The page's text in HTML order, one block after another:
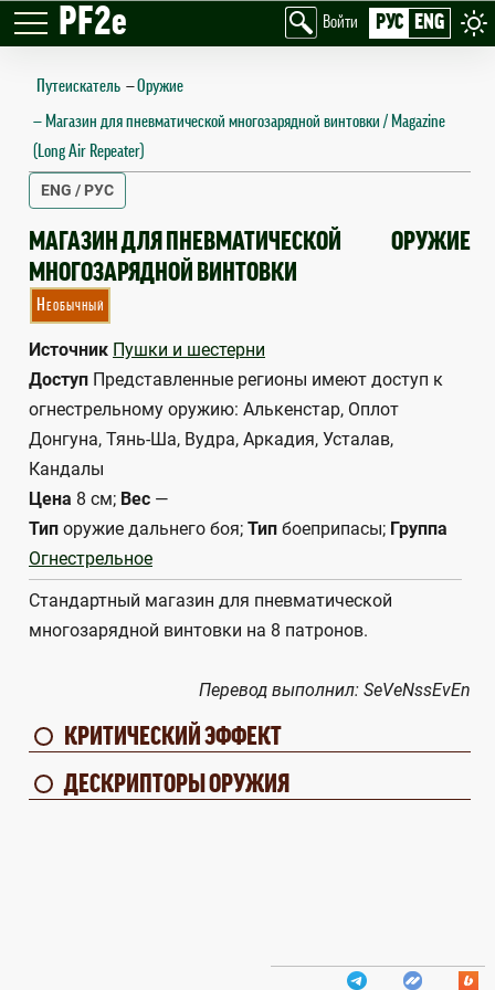
PF2e Войти РУС ENG
Путеискатель —Оружие
Магазин для пневматической многозарядной винтовки / Magazine
(Long Air Repeater)
ENG / РУС
МАГАЗИН ДЛЯ ПНЕВМАТИЧЕСКОЙ
МНОГОЗАРЯДНОЙ ВИНТОВКИ
MAGAZINE (LONG AIR REPEATER) ОРУЖИЕ
Необычный
Источник Пушки и шестерни
Доступ Представленные регионы имеют доступ к
огнестрельному оружию: Алькенстар, Оплот
Донгуна, Тянь-Ша, Вудра, Аркадия, Усталав,
Кандалы
Цена 8 см; Вес —
Тип оружие дальнего боя; Тип боеприпасы; Группа
Огнестрельное
Стандартный магазин для пневматической
многозарядной винтовки на 8 патронов.
Перевод выполнил: SeVeNssEvEn
КРИТИЧЕСКИЙ ЭФФЕКТ
ДЕСКРИПТОРЫ ОРУЖИЯ